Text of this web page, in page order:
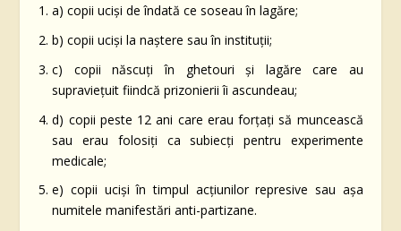
a) copii ucişi de îndată ce soseau în lagăre;
b) copii ucişi la naştere sau în instituţii;
c) copii născuţi în ghetouri şi lagăre care au
supravieţuit fiindcă prizonierii îi ascundeau;
d) copii peste 12 ani care erau forţaţi să muncească
sau erau folosiţi ca subiecţi pentru experimente
medicale;
e) copii ucişi în timpul acțiunilor represive sau aşa
numitele manifestări anti-partizane.